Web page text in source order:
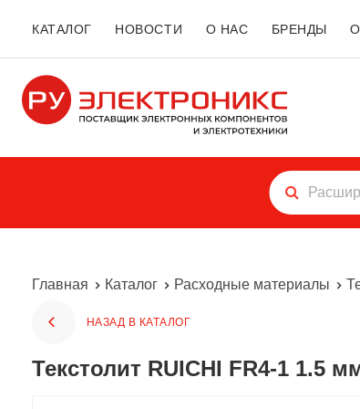
КАТАЛОГ НОВОСТИ О НАС БРЕНДЫ
Главная Каталог Расходные материалы
НАЗАД В КАТАЛОГ
Текстолит RUICHI FR4-1